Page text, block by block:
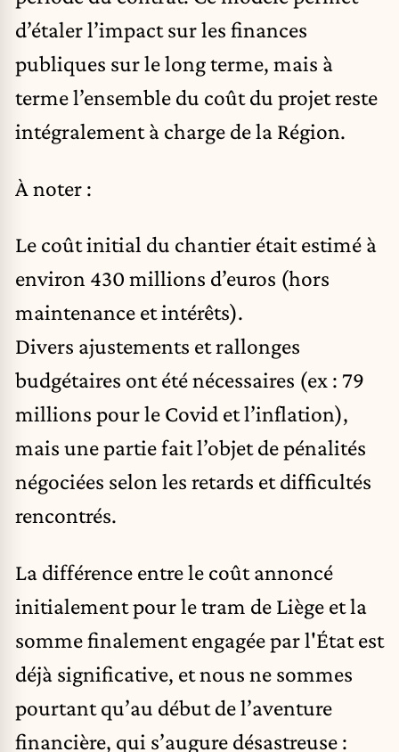
d’étaler l’impact sur les finances
publiques sur le long terme, mais à
terme l’ensemble du coût du projet reste
intégralement à charge de la Région.
À noter :
Le coût initial du chantier était estimé à
environ 430 millions d’euros (hors
maintenance et intérêts).
Divers ajustements et rallonges
budgétaires ont été nécessaires (ex : 79
millions pour le Covid et l’inflation),
mais une partie fait l’objet de pénalités
négociées selon les retards et difficultés
rencontrés.
La différence entre le coût annoncé
initialement pour le tram de Liège et la
somme finalement engagée par l'État est
déjà significative, et nous ne sommes
pourtant qu’au début de l’aventure
financière, qui s’augure désastreuse :